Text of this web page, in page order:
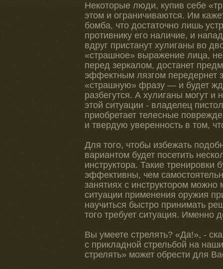
Некоторые люди, купив себе
этом и ограничиваются. Им
бомба, что достаточно лишь
противнику его наличие, и
вдруг пристанут хулиганы во
«страшное» выражение лица,
перед зеркалом, достанет
эффектным лязгом передернет
«страшную» фразу — и будет
разбегутся. А хулиганы могут и
этой ситуации - владелец
приобретает телесные
и твердую уверенность в том,
Для того, чтобы избежать
вариантом будет посетить
инструктора. Такие тренировки
эффективны, чем
занятиях с инструктором
ситуации применения оружия
научиться быстро принимать
того требует ситуация. Именно
Вы умеете стрелять? «Да!», -
с прикладной стрельбой на
стрелять» может обрести для